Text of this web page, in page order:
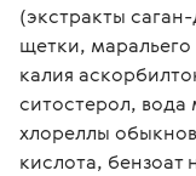
(экстракты
щетки,
калия
ситостерол, вода
хлореллы
кислота, бензоат